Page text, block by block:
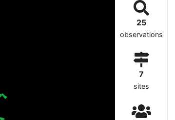
25
observations
7
sites